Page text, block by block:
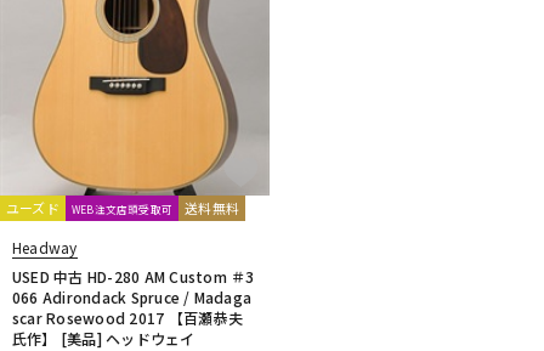
ユーズド WEB注文店頭受取可 送料無料
Headway
USED 中古 HD-280 AM Custom ＃3
066 Adirondack Spruce / Madaga
scar Rosewood 2017 【百瀬恭夫
氏作】 [美品] ヘッドウェイ